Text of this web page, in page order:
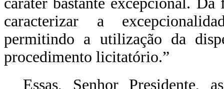
caracterizar a
permitindo a utilização da
procedimento licitatório.”
Essas, Senhor Presidente,